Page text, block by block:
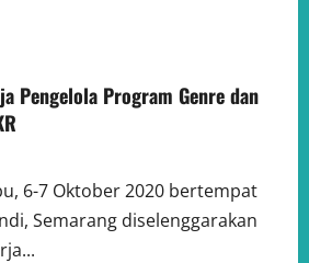
Pengelola Program Genre dan
6-7 Oktober 2020 bertempat
Semarang diselenggarakan